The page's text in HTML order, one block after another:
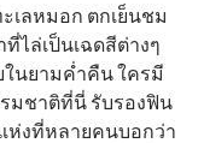
เลหมอก ตกเย็นชม
ไล่เป็นเฉดสีต่างๆ
นยามค่ำคืน ใครมี
มชาติที่นี่ รับรองฟิน
ห่งที่หลายคนบอกว่า